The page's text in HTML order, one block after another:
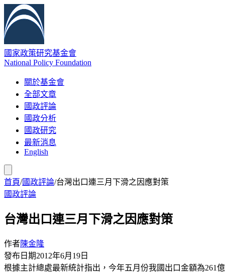
國家政策研究基金會
National Policy Foundation
關於基金會
全部文章
國政評論
國政分析
國政研究
最新消息
English
首頁/國政評論/台灣出口連三月下滑之因應對策
國政評論
台灣出口連三月下滑之因應對策
作者陳金隆
發布日期2012年6月19日
根據主計總處最新統計指出，今年五月份我國出口金額為261